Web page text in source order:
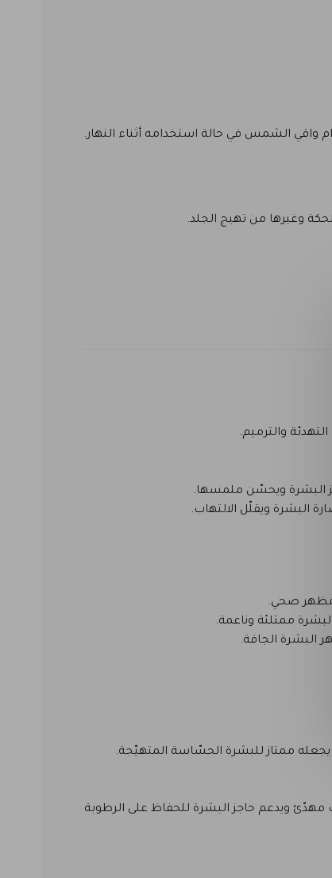
الشمس في حالة استخدامه أثناء النهار.
وغيرها من تهيج الجلد.
والترميم.
البشرة ويحسّن ملمسها.
البشرة ويقلّل الالتهاب.
مظهر صحي.
ممتلئة وناعمة.
البشرة الجافة.
ممتاز للبشرة الحسّاسة المتهيّجة.
ويدعم حاجز البشرة للحفاظ على الرطوبة